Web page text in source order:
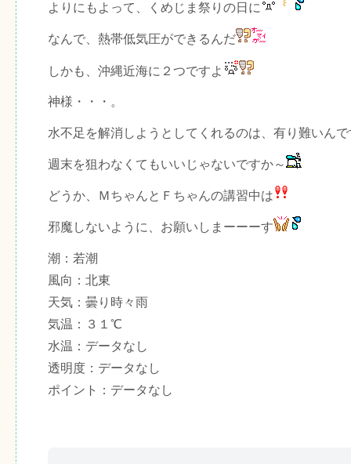
よりにもよって、くめじま祭りの日に
なんで、熱帯低気圧ができるんだ
しかも、沖縄近海に２つですよ
神様・・・。
水不足を解消しようとしてくれるのは、有り難いん
週末を狙わなくてもいいじゃないですか～
どうか、ＭちゃんとＦちゃんの講習中は
邪魔しないように、お願いしまーーーす
潮：若潮
風向：北東
天気：曇り時々雨
気温：３１℃
水温：データなし
透明度：データなし
ポイント：データなし